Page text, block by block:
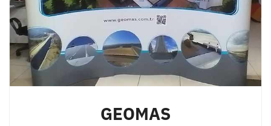
GEOMAS